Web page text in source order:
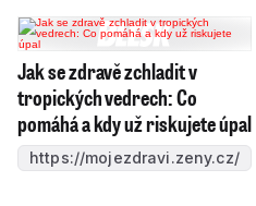
Jak se zdravě zchladit v
tropických vedrech: Co
pomáhá a kdy už riskujete úpal
https://mojezdravi.zeny.cz/